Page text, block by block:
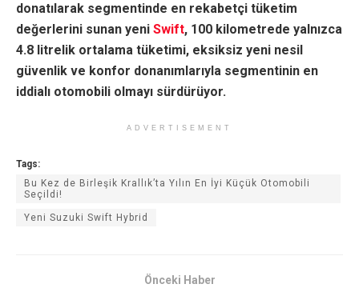
donatılarak segmentinde en rekabetçi tüketim
değerlerini sunan yeni Swift, 100 kilometrede yalnızca
4.8 litrelik ortalama tüketimi, eksiksiz yeni nesil
güvenlik ve konfor donanımlarıyla segmentinin en
iddialı otomobili olmayı sürdürüyor.
ADVERTISEMENT
Tags:
Bu Kez de Birleşik Krallık’ta Yılın En İyi Küçük Otomobili
Seçildi!
Yeni Suzuki Swift Hybrid
Önceki Haber